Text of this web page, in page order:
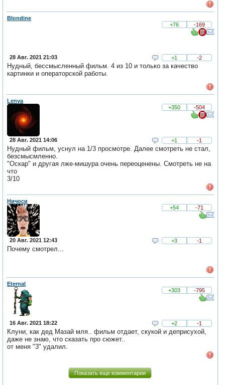
Blondine
+76
-169
28 Авг. 2021 21:03 +1 -2
Нудный, бессмысленный фильм. 4 из 10 и только за качество
картинки и операторской работы.
Lenya
+350
-504
28 Авг. 2021 14:06 +1 -1
Нудный фильм, уснул на 1/3 просмотре. Далее смотреть не стал,
безсмысмленно.
"Оскар" и другая лже-мишура очень переоценены. Смотреть не на
что
3/10
Ничоси
+54
-71
20 Авг. 2021 12:43 +3 -1
Почему смотрел...
Eternal
+303
-795
16 Авг. 2021 18:22 +2 -1
Клуни, как дед Мазай мля.. фильм отдает, скукой и деприсухой,
даже не знаю, что сказать про сюжет..
от меня "3" удалил.
Показать еще комментарии